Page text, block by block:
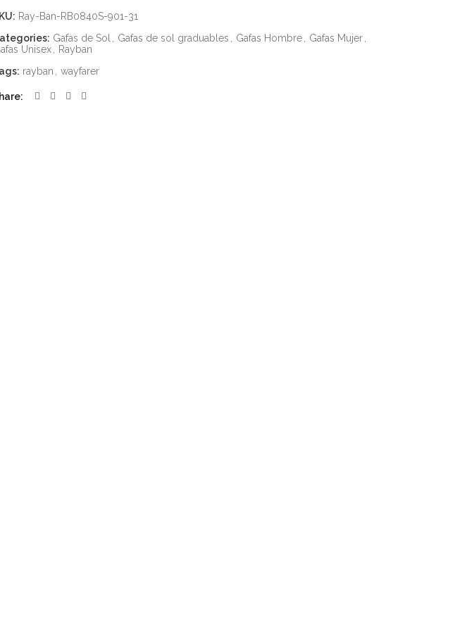
Ray-Ban-RB0840S-901-31
Gafas de Sol Gafas de sol graduables Gafas Hombre Gafas Mujer
Unisex
Rayban
rayban wayfarer